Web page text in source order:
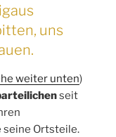
uns
weiter unten)
seit
seine Ortsteile.